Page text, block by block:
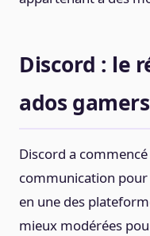
Discord : le
ados
Discord a
communication
en une des
mieux modérées